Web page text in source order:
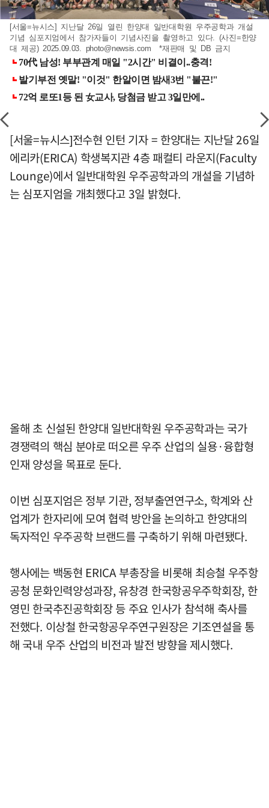
[서울=뉴시스] 지난달 26일 열린 한양대 일반대학원 우주공학과 개설
기념 심포지엄에서 참가자들이 기념사진을 촬영하고 있다. (사진=한양
대 제공) 2025.09.03. photo@newsis.com *재판매 및 DB 금지
[서울=뉴시스]전수현 인턴 기자 = 한양대는 지난달 26일
에리카(ERICA) 학생복지관 4층 패컬티 라운지(Faculty
Lounge)에서 일반대학원 우주공학과의 개설을 기념하
는 심포지엄을 개최했다고 3일 밝혔다.
올해 초 신설된 한양대 일반대학원 우주공학과는 국가
경쟁력의 핵심 분야로 떠오른 우주 산업의 실용·융합형
인재 양성을 목표로 둔다.
이번 심포지엄은 정부 기관, 정부출연연구소, 학계와 산
업계가 한자리에 모여 협력 방안을 논의하고 한양대의
독자적인 우주공학 브랜드를 구축하기 위해 마련됐다.
행사에는 백동현 ERICA 부총장을 비롯해 최승철 우주항
공청 문화인력양성과장, 유창경 한국항공우주학회장, 한
영민 한국추진공학회장 등 주요 인사가 참석해 축사를
전했다. 이상철 한국항공우주연구원장은 기조연설을 통
해 국내 우주 산업의 비전과 발전 방향을 제시했다.